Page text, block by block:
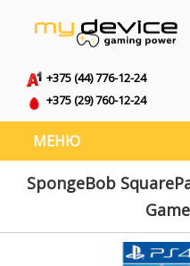
+375 (44) 776-12-24
+375 (29) 760-12-24
МЕНЮ
SpongeBob